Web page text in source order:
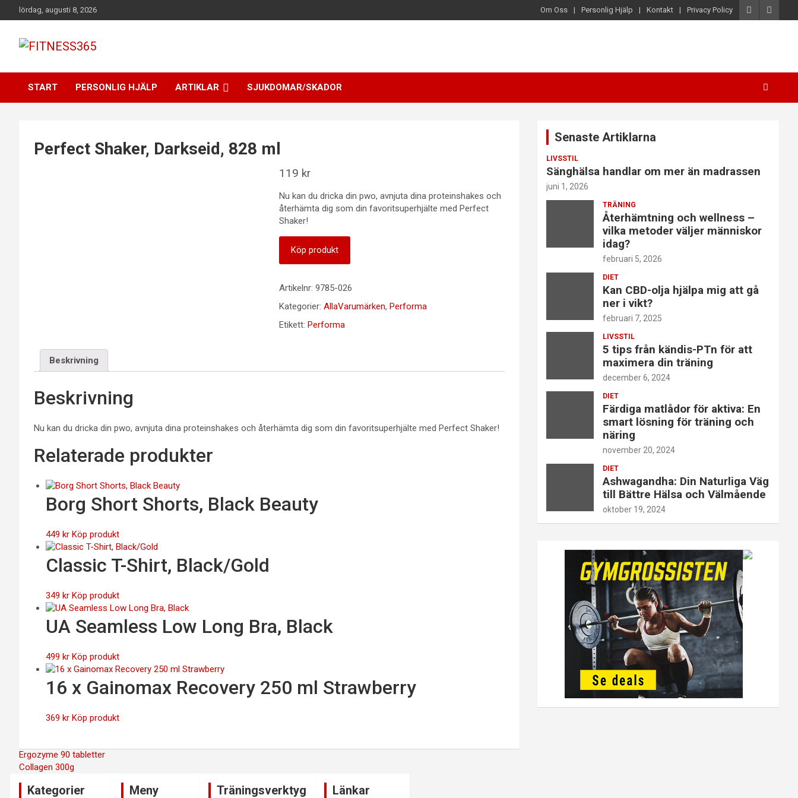
Hoppa
till
lördag, augusti 8, 2026 Om Oss Personlig Hjälp Kontakt Privacy Policy
FITNESS365
START PERSONLIG HJÄLP ARTIKLAR SJUKDOMAR/SKADOR
Perfect Shaker, Darkseid, 828 ml
119 kr
Nu kan du dricka din pwo, avnjuta dina proteinshakes och
återhämta dig som din favoritsuperhjälte med Perfect
Shaker!
Köp produkt
Artikelnr: 9785-026
Kategorier: AllaVarumärken, Performa
Etikett: Performa
Beskrivning
Beskrivning
Nu kan du dricka din pwo, avnjuta dina proteinshakes och återhämta dig som din favoritsuperhjälte med Perfect Shaker!
Relaterade produkter
Borg Short Shorts, Black Beauty
449 kr Köp produkt
Classic T-Shirt, Black/Gold
349 kr Köp produkt
UA Seamless Low Long Bra, Black
499 kr Köp produkt
16 x Gainomax Recovery 250 ml Strawberry
369 kr Köp produkt
Inläggsnavigering
Ergozyme 90 tabletter
Collagen 300g
Senaste Artiklarna
LIVSSTIL
Sänghälsa handlar om mer än madrassen
juni 1, 2026
TRÄNING
Återhämtning och wellness –
vilka metoder väljer människor
idag?
februari 5, 2026
DIET
Kan CBD-olja hjälpa mig att gå
ner i vikt?
februari 7, 2025
LIVSSTIL
5 tips från kändis-PTn för att
maximera din träning
december 6, 2024
DIET
Färdiga matlådor för aktiva: En
smart lösning för träning och
näring
november 20, 2024
DIET
Ashwagandha: Din Naturliga Väg
till Bättre Hälsa och Välmående
oktober 19, 2024
Kategorier Meny Träningsverktyg Länkar